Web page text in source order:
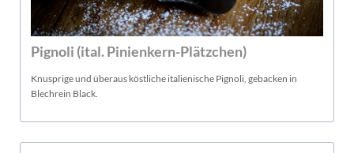
Pignoli (ital. Pinienkern-Plätzchen)
Knusprige und überaus köstliche italienische Pignoli, gebacken in
Blechrein Black.